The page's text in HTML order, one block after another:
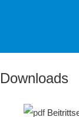
Downloads